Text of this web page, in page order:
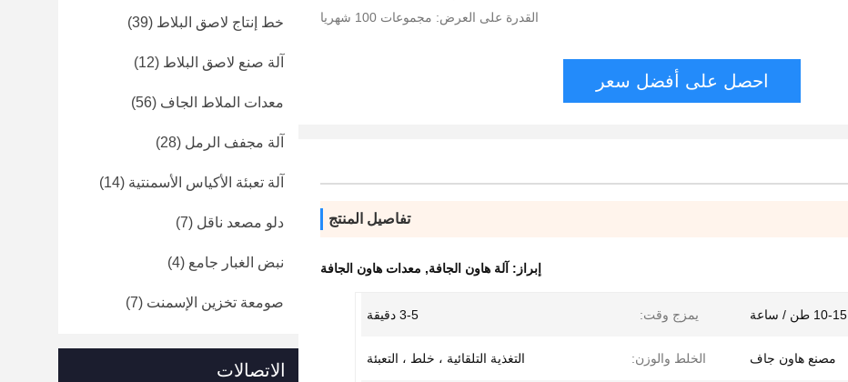
القدرة على العرض: مجموعات 100 شهريا
احصل على أفضل سعر
تفاصيل المنتج
إبراز: آلة هاون الجافة, معدات هاون الجافة
10-15 طن / ساعة يمزج وقت: 3-5 دقيقة
مصنع هاون جاف الخلط والوزن: التغذية التلقائية ، خلط ، التعبئة
خط إنتاج لاصق البلاط (39)
آلة صنع لاصق البلاط (12)
معدات الملاط الجاف (56)
آلة مجفف الرمل (28)
آلة تعبئة الأكياس الأسمنتية (14)
دلو مصعد ناقل (7)
نبض الغبار جامع (4)
صومعة تخزين الإسمنت (7)
الاتصالات